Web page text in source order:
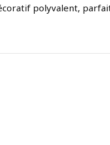
polyvalent,